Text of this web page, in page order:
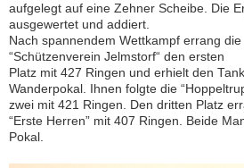
aufgelegt auf eine Zehner Scheibe. Die
ausgewertet und addiert.
Nach spannendem Wettkampf errang
“Schützenverein Jelmstorf“ den ersten
Platz mit 427 Ringen und erhielt den
Wanderpokal. Ihnen folgte die
zwei mit 421 Ringen. Den dritten Platz
“Erste Herren” mit 407 Ringen. Beide
Pokal.